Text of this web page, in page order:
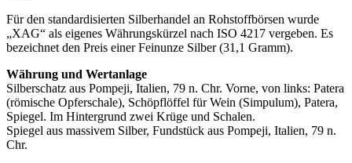
Für den standardisierten Silberhandel an Rohstoffbörsen wurde
„XAG“ als eigenes Währungskürzel nach ISO 4217 vergeben. Es
bezeichnet den Preis einer Feinunze Silber (31,1 Gramm).
Währung und Wertanlage
Silberschatz aus Pompeji, Italien, 79 n. Chr. Vorne, von links: Patera
(römische Opferschale), Schöpflöffel für Wein (Simpulum), Patera,
Spiegel. Im Hintergrund zwei Krüge und Schalen.
Spiegel aus massivem Silber, Fundstück aus Pompeji, Italien, 79 n.
Chr.